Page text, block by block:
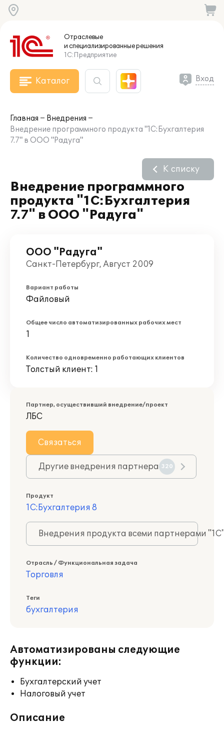
Отраслевые
и специализированныерешения
1С:Предприятие
Каталог Вход
Главная
Внедрения
Внедрение программного продукта "1С:Бухгалтерия
7.7" в ООО "Радуга"
Внедрение программного
продукта "1С:Бухгалтерия
7.7" в ООО "Радуга"
К списку
ООО "Радуга"
Санкт-Петербург, Август 2009
Вариант работы
Файловый
Общее число автоматизированных рабочих мест
1
Количество одновременно работающих клиентов
Толстый клиент: 1
Партнер, осуществивший внедрение/проект
ЛБС
Связаться
Другие внедрения партнера 320
Продукт
1С:Бухгалтерия 8
Внедрения продукта всеми партнерами
Отрасль / Функциональная задача
Торговля
Теги
бухгалтерия
Автоматизированы следующие
функции:
Бухгалтерский учет
Налоговый учет
Описание